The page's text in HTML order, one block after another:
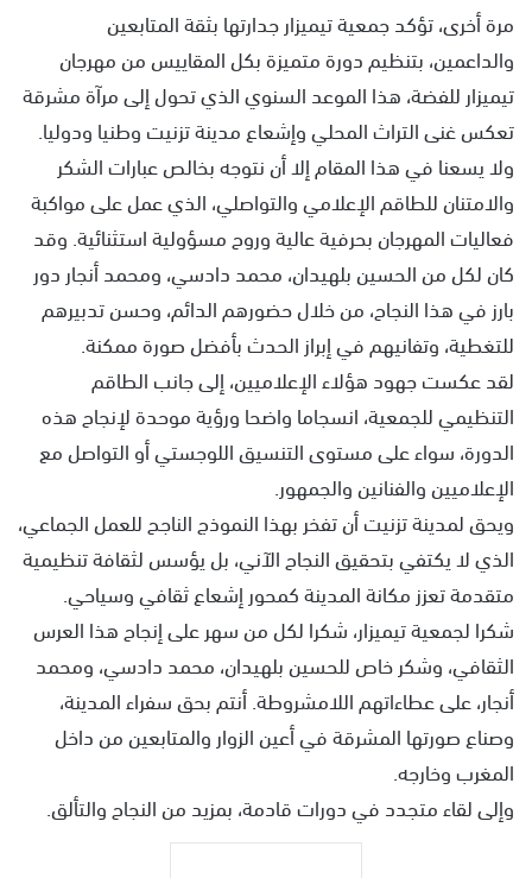
و
ن
ي
ا
مرة أخرى، تؤكد جمعية تيميزار جدارتها بثقة المتابعين
والداعمين، بتنظيم دورة متميزة بكل المقاييس من مهرجان
تيميزار للفضة، هذا الموعد السنوي الذي تحول إلى مرآة مشرقة
تعكس غنى التراث المحلي وإشعاع مدينة تزنيت وطنيا ودوليا.
ولا يسعنا في هذا المقام إلا أن نتوجه بخالص عبارات الشكر
والامتنان للطاقم الإعلامي والتواصلي، الذي عمل على مواكبة
فعاليات المهرجان بحرفية عالية وروح مسؤولية استثنائية. وقد
كان لكل من الحسين بلهيدان، محمد دادسي، ومحمد أنجار دور
بارز في هذا النجاح، من خلال حضورهم الدائم، وحسن تدبيرهم
للتغطية، وتفانيهم في إبراز الحدث بأفضل صورة ممكنة.
لقد عكست جهود هؤلاء الإعلاميين، إلى جانب الطاقم
التنظيمي للجمعية، انسجاما واضحا ورؤية موحدة لإنجاح هذه
الدورة، سواء على مستوى التنسيق اللوجستي أو التواصل مع
الإعلاميين والفنانين والجمهور.
ويحق لمدينة تزنيت أن تفخر بهذا النموذج الناجح للعمل الجماعي،
الذي لا يكتفي بتحقيق النجاح الآني، بل يؤسس لثقافة تنظيمية
متقدمة تعزز مكانة المدينة كمحور إشعاع ثقافي وسياحي.
شكرا لجمعية تيميزار، شكرا لكل من سهر على إنجاح هذا العرس
الثقافي، وشكر خاص للحسين بلهيدان، محمد دادسي، ومحمد
أنجار، على عطاءاتهم اللامشروطة. أنتم بحق سفراء المدينة،
وصناع صورتها المشرقة في أعين الزوار والمتابعين من داخل
المغرب وخارجه.
وإلى لقاء متجدد في دورات قادمة، بمزيد من النجاح والتألق.